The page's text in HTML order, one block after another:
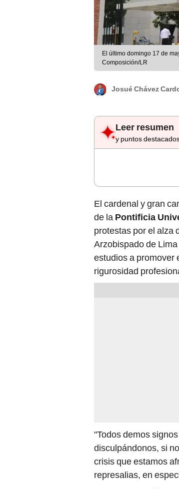
El último domingo 17 de
Composición/LR
Josué Chávez
Leer resumen
y puntos
El cardenal y gran
de la Pontificia
protestas por el alza
Arzobispado de
estudios a promover
rigurosidad
"Todos demos
disculpándonos, si
crisis que estamos
represalias, en